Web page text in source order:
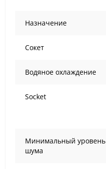
Назначение
Сокет
Водяное охлаждение
Socket
Минимальный уровень
шума